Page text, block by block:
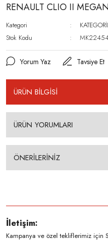
RENAULT CLIO II
Kategori
Stok Kodu
Yorum Yaz Tavsiye Et
ÜRÜN BİLGİSİ
ÜRÜN YORUMLARI
ÖNERİLERİNİZ
İletişim:
Kampanya ve özel tekliflerimiz için